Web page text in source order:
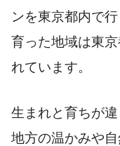
ンを東京都内で
育った地域は東
れています。
生まれと育ちが違
地方の温かみや